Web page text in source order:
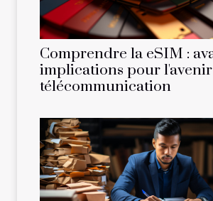
Comprendre la eSIM :
implications pour
télécommunication